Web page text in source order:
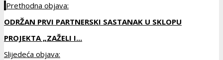
Prethodna objava:
ODRŽAN PRVI PARTNERSKI SASTANAK U SKLOPU
PROJEKTA „ZAŽELI I...
Slijedeća objava: